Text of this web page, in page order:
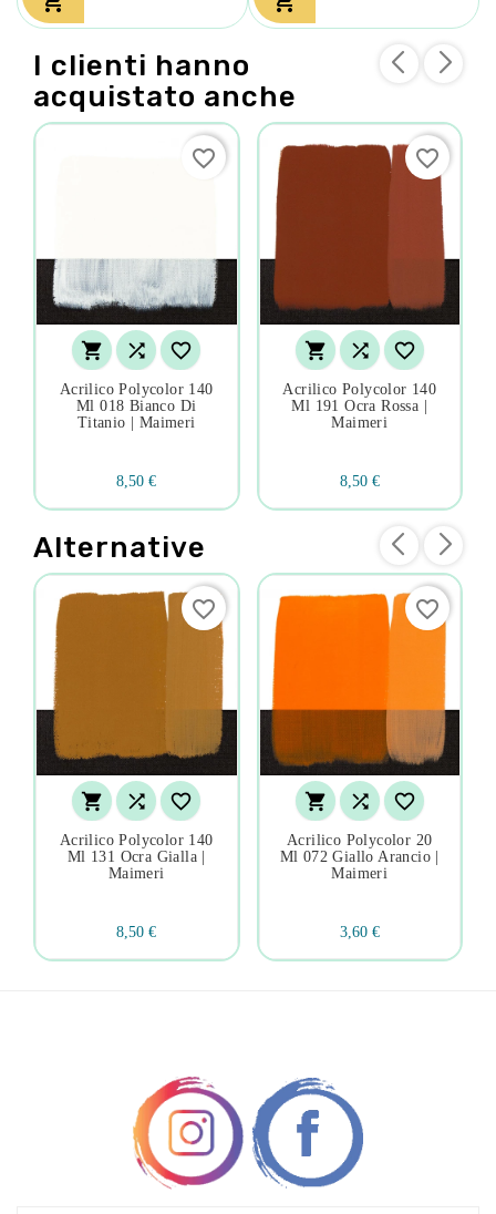
I clienti hanno
acquistato anche
  
Acrilico Polycolor 140
Ml 018 Bianco Di
Titanio | Maimeri
8,50 €
favorite_border
  
Acrilico Polycolor 140
Ml 191 Ocra Rossa |
Maimeri
8,50 €
favorite_border
Alternative
  
Acrilico Polycolor 140
Ml 131 Ocra Gialla |
Maimeri
8,50 €
favorite_border
  
Acrilico Polycolor 20
Ml 072 Giallo Arancio |
Maimeri
3,60 €
favorite_border